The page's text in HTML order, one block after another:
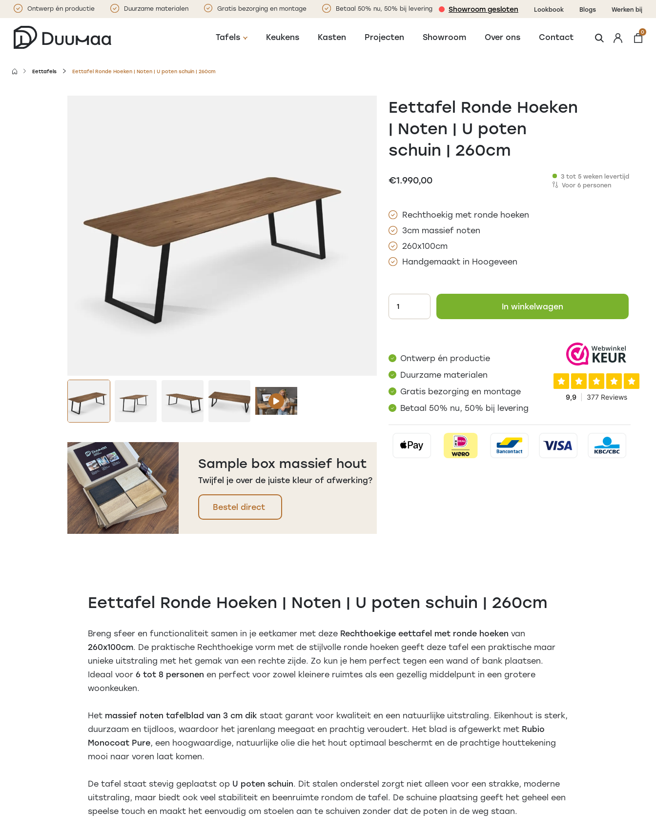
Ontwerp én productie Duurzame materialen Gratis bezorging en montage Betaal 50% nu, 50% bij levering Showroom gesloten Lookbook Blogs Werken bij
Tafels Keukens Kasten Projecten Showroom Over ons Contact
0
Eettafels Eettafel Ronde Hoeken | Noten | U poten schuin | 260cm
Sample box massief hout
Twijfel je over de juiste kleur of afwerking?
Bestel direct
Eettafel Ronde Hoeken
| Noten | U poten
schuin | 260cm
€1.990,00
3 tot 5 weken levertijd
Voor 6 personen
Rechthoekig met ronde hoeken
3cm massief noten
260x100cm
Handgemaakt in Hoogeveen
In winkelwagen
Ontwerp én productie
Duurzame materialen
Gratis bezorging en montage
Betaal 50% nu, 50% bij levering
Eettafel Ronde Hoeken | Noten | U poten schuin | 260cm
Breng sfeer en functionaliteit samen in je eetkamer met deze Rechthoekige eettafel met ronde hoeken van
260x100cm. De praktische Rechthoekige vorm met de stijlvolle ronde hoeken geeft deze tafel een praktische maar
unieke uitstraling met het gemak van een rechte zijde. Zo kun je hem perfect tegen een wand of bank plaatsen.
Ideaal voor 6 tot 8 personen en perfect voor zowel kleinere ruimtes als een gezellig middelpunt in een grotere
woonkeuken.
Het massief noten tafelblad van 3 cm dik staat garant voor kwaliteit en een natuurlijke uitstraling. Eikenhout is sterk,
duurzaam en tijdloos, waardoor het jarenlang meegaat en prachtig veroudert. Het blad is afgewerkt met Rubio
Monocoat Pure, een hoogwaardige, natuurlijke olie die het hout optimaal beschermt en de prachtige houttekening
mooi naar voren laat komen.
De tafel staat stevig geplaatst op U poten schuin. Dit stalen onderstel zorgt niet alleen voor een strakke, moderne
uitstraling, maar biedt ook veel stabiliteit en beenruimte rondom de tafel. De schuine plaatsing geeft het geheel een
speelse touch en maakt het eenvoudig om stoelen aan te schuiven zonder dat de poten in de weg staan.